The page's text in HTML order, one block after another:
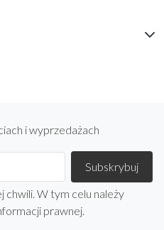
i wyprzedażach
chwili. W tym celu należy
prawnej.